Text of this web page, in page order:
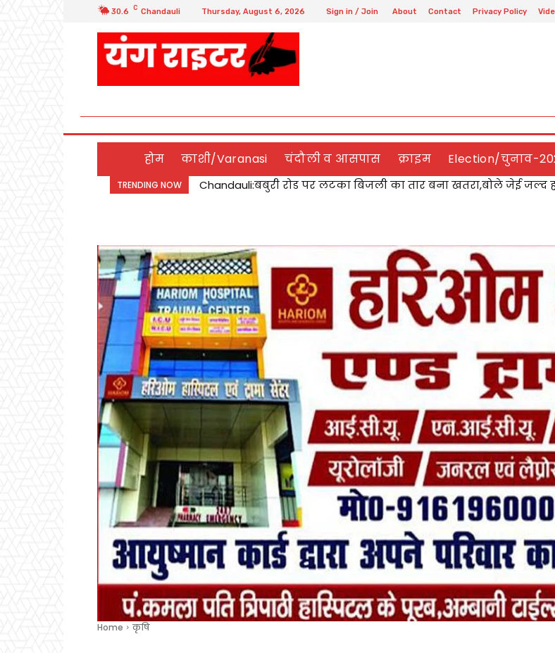
30.6 C Chandauli Thursday, August 6, 2026 Sign in / Join About Contact Privacy Policy
होम काशी/Varanasi चंदौली व आसपास क्राइम Election/चुनाव-
TRENDING NOW Chandauli:बबुरी रोड पर लटका बिजली का तार बना खतरा,बोले जेई जल्द
डिप्टी सीएम बृजेश पाठक ने डॉ. विजय लक्ष्मी पाण्डेय को किया सम्मानित
Home कृषि